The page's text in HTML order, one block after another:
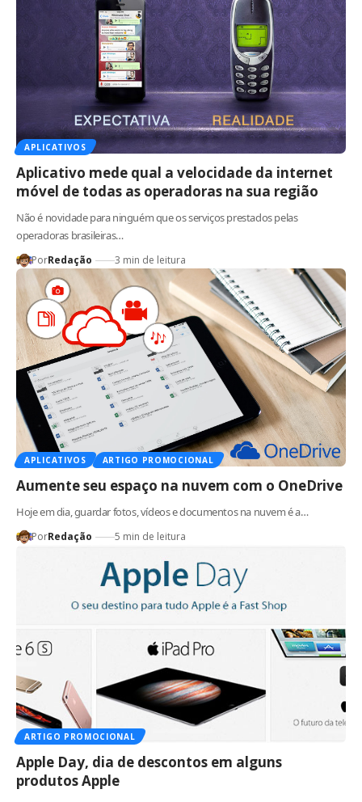
APLICATIVOS
Aplicativo mede qual a velocidade da internet
móvel de todas as operadoras na sua região
Não é novidade para ninguém que os serviços prestados pelas
operadoras brasileiras…
PorRedação 3 min de leitura
APLICATIVOS ARTIGO PROMOCIONAL
Aumente seu espaço na nuvem com o OneDrive
Hoje em dia, guardar fotos, vídeos e documentos na nuvem é a…
PorRedação 5 min de leitura
ARTIGO PROMOCIONAL
Apple Day, dia de descontos em alguns
produtos Apple